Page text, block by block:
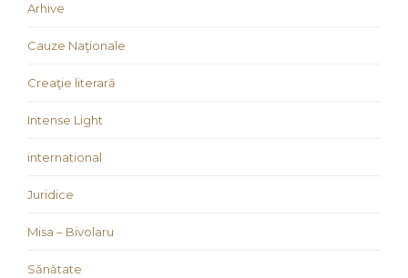
Arhive
Cauze Naţionale
Creaţie literară
Intense Light
international
Juridice
Misa – Bivolaru
Sănătate